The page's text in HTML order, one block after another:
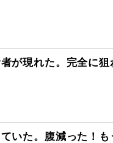
が現れた。完全に
いた。腹減った！